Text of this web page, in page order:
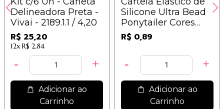
Delineadora Preta -
Vivai - 2189.1.1 / 4,20
R$ 25,20
12x R$ 2,84
Adicionar ao
Carrinho
Silicone Ultra Bead
Ponytailer Cores
Sortidas - IM
R$ 0,89
Adicionar ao
Carrinho